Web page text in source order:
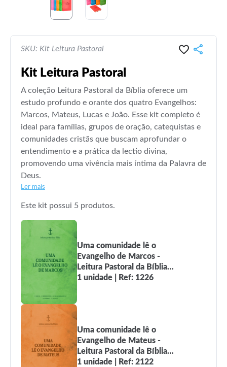
SKU: Kit Leitura Pastoral
Kit Leitura Pastoral
A coleção Leitura Pastoral da Bíblia oferece um
estudo profundo e orante dos quatro Evangelhos:
Marcos, Mateus, Lucas e João. Esse kit completo é
ideal para famílias, grupos de oração, catequistas e
comunidades cristãs que buscam aprofundar o
entendimento e a prática da lectio divina,
promovendo uma vivência mais íntima da Palavra de
Deus.
Ler mais
Este kit possui 5 produtos.
Uma comunidade lê o
Evangelho de Marcos -
Leitura Pastoral da Bíblia
vol. 1
1 unidade | Ref: 1226
Uma comunidade lê o
Evangelho de Mateus -
Leitura Pastoral da Bíblia
vol. 2
1 unidade | Ref: 2122